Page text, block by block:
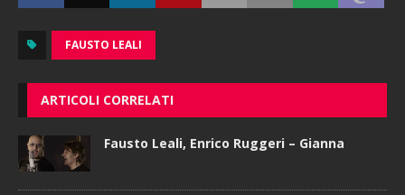
FAUSTO LEALI
ARTICOLI CORRELATI
Fausto Leali, Enrico Ruggeri – Gianna